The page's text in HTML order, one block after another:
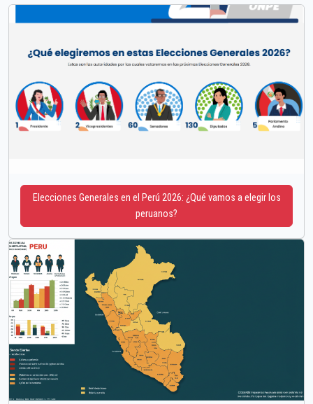
Elecciones Generales en el Perú 2026: ¿Qué vamos a elegir los
peruanos?